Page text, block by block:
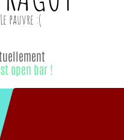
open bar !